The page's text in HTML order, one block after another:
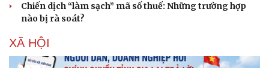
Chiến dịch “làm sạch” mã số thuế: Những trường hợp
nào bị rà soát?
XÃ HỘI